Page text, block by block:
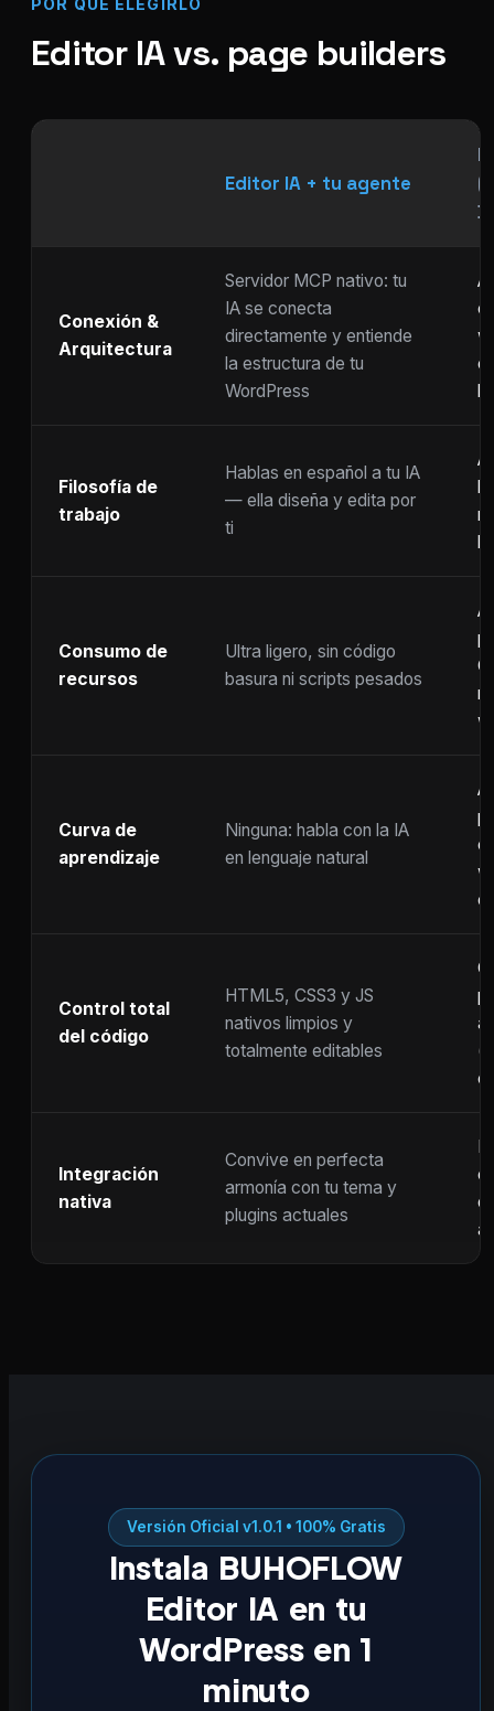
Editor IA vs. page builders
Editor IA + tu agente
Conexión &
Arquitectura
Servidor MCP nativo: tu
IA se conecta
directamente y entiende
la estructura de tu
WordPress
Filosofía de
trabajo
Hablas en español a tu IA
— ella diseña y edita por
ti
Consumo de
recursos
Ultra ligero, sin código
basura ni scripts pesados
Curva de
aprendizaje
Ninguna: habla con la IA
en lenguaje natural
Control total
del código
HTML5, CSS3 y JS
nativos limpios y
totalmente editables
Integración
nativa
Convive en perfecta
armonía con tu tema y
plugins actuales
Versión Oficial v1.0.1 • 100% Gratis
Instala BUHOFLOW
Editor IA en tu
WordPress en 1
minuto